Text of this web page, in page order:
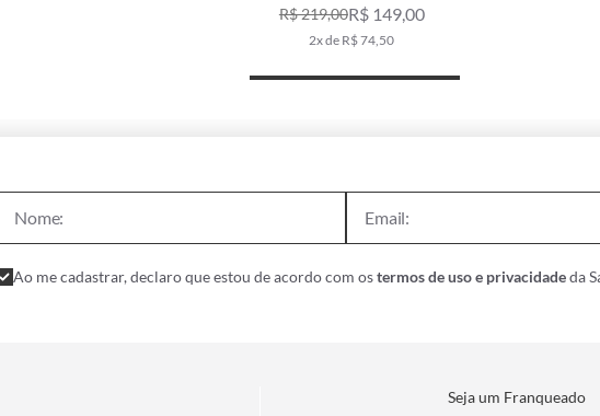
R$ 219,00R$ 149,00
2x de R$ 74,50
Ao me cadastrar, declaro que estou de acordo com ostermos de uso e privacidadeda
Seja um Franqueado